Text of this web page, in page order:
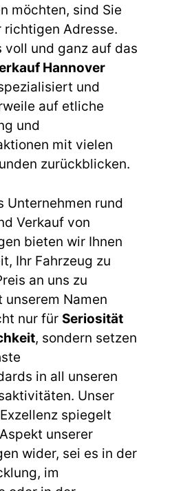
möchten, sind Sie
richtigen Adresse.
voll und ganz auf das
Hannover
und
auf etliche
und
mit vielen
zurückblicken.
Unternehmen rund
Verkauf von
bieten wir Ihnen
Ihr Fahrzeug zu
an uns zu
Namen
nur für Seriosität
, sondern setzen
in all unseren
Unser
spiegelt
unserer
wider, sei es in der
im